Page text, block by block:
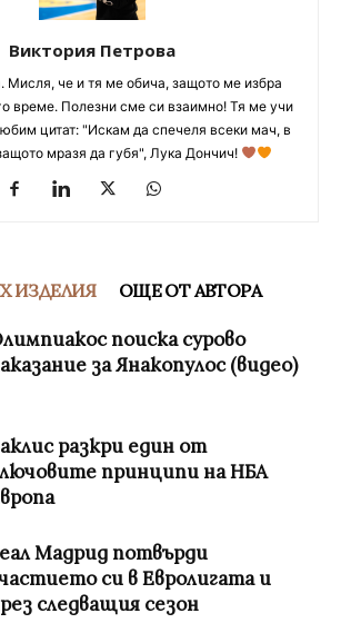
Виктория Петрова
Мисля, че и тя ме обича, защото ме избра
време. Полезни сме си взаимно! Тя ме учи
цитат: "Искам да спечеля всеки мач, в
мразя да губя", Лука Дончич!
ИЗДЕЛИЯ ОЩЕ ОТ АВТОРА
поиска сурово
за Янакопулос (видео)
разкри един от
принципи на НБА
Мадрид потвърди
си в Евролигата и
следващия сезон